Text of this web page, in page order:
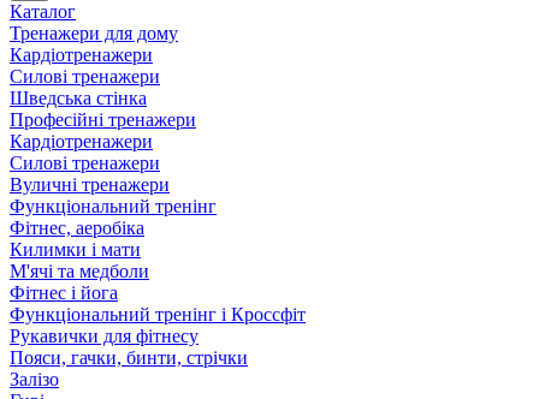
Каталог
Тренажери для дому
Кардіотренажери
Силові тренажери
Шведська стінка
Професійні тренажери
Кардіотренажери
Силові тренажери
Вуличні тренажери
Функціональний тренінг
Фітнес, аеробіка
Килимки і мати
М'ячі та медболи
Фітнес і йога
Функціональний тренінг і Кроссфіт
Рукавички для фітнесу
Пояси, гачки, бинти, стрічки
Залізо